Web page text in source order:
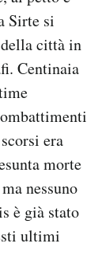
Sirte si
della città in
Centinaia
era
morte
nessuno
è già stato
ultimi